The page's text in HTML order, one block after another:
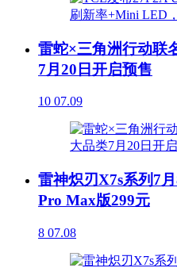
雷蛇×三角洲行动联
7月20日开启预售
10 07.09
雷神炽刃X7s系列7
Pro Max版299元
8 07.08